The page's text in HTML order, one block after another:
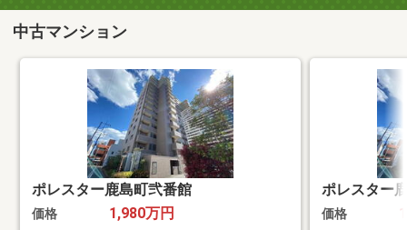
中古マンション
ポレスター鹿島町弐番館
価格 1,980万円
ポレスター
価格